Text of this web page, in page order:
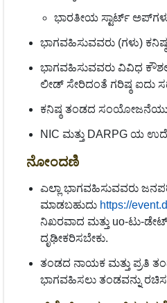
ಭಾರತೀಯ ಸ್ಟಾರ್ಟ್
ಭಾಗವಹಿಸುವವರು (ಗಳು)
ಭಾಗವಹಿಸುವವರು ವಿವಿಧ
ಲೀಡ್ ಸೇರಿದಂತೆ ಗರಿಷ್ಠ ಐದು
ಕನಿಷ್ಠ ತಂಡದ ಸಂಯೋಜನೆಯು
NIC ಮತ್ತು DARPG ಯ
ನೋಂದಣಿ
ಎಲ್ಲಾ ಭಾಗವಹಿಸುವವರು
ಮಾಡಬಹುದು https://
ನಿಖರವಾದ ಮತ್ತು uo-ಟು-ಡೇಟ್
ದೃಢೀಕರಿಸಬೇಕು.
ತಂಡದ ನಾಯಕ ಮತ್ತು ಪ್ರತಿ
ಭಾಗವಹಿಸಲು ತಂಡವನ್ನು